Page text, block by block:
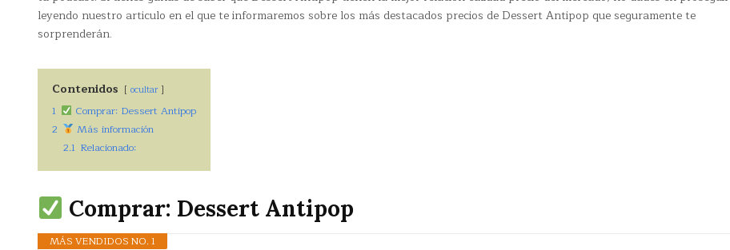
leyendo nuestro articulo en el que te informaremos sobre los más destacados precios de Dessert Antipop que seguramente te
sorprenderán.
Contenidos ocultar
1
Comprar: Dessert Antipop
2
Más información
2.1 Relacionado:
Comprar: Dessert Antipop
MÁS VENDIDOS NO. 1